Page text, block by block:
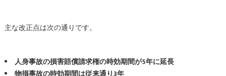
主な改正点は次の通りです。
人身事故の損害賠償請求権の時効期間が5年に延長